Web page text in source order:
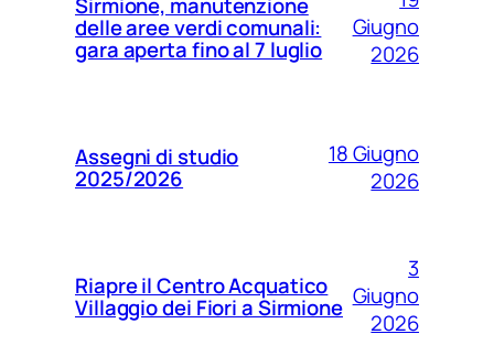
delle aree verdi comunali:
gara aperta fino al 7 luglio
Giugno
2026
Assegni di studio
2025/2026
18 Giugno
2026
Riapre il Centro Acquatico
Villaggio dei Fiori a Sirmione
3
Giugno
2026